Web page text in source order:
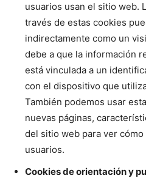
usuarios usan el sitio web.
través de estas cookies
indirectamente como un
debe a que la información
está vinculada a un
con el dispositivo que
También podemos usar
nuevas páginas,
del sitio web para ver
usuarios.
Cookies de orientación y